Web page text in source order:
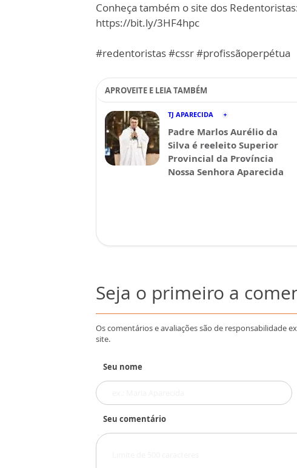
Conheça também o site dos
https://bit.ly/3HF4hpc
#redentoristas #cssr #profissãoperpétua
APROVEITE E LEIA TAMBÉM
TJ APARECIDA
Padre Marlos Aurélio da
Silva é reeleito Superior
Provincial da Província
Nossa Senhora Aparecida
Seja o primeiro a
Os comentários e avaliações são de responsabilidade
site.
Seu nome
Seu comentário